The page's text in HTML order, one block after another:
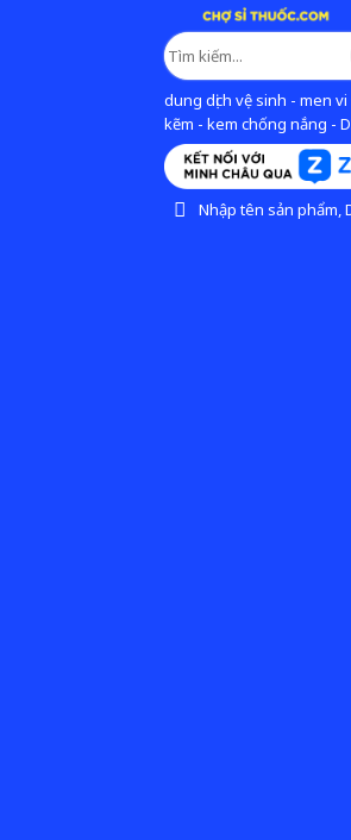
dung dịch vệ sinh - men
kẽm - kem chống nắng -
Nhập tên sản phẩm,